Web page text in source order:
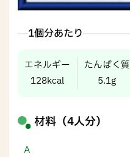
1個分あたり
エネルギー
128kcal
たんぱく質
5.1g
材料（4人分）
Ａ